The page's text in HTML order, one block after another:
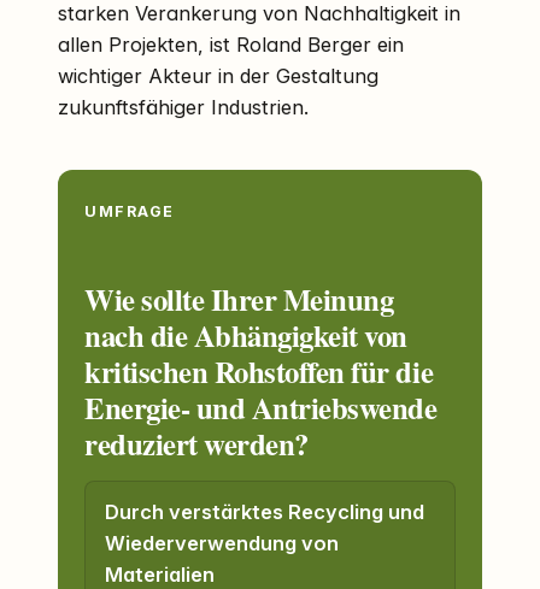
starken Verankerung von Nachhaltigkeit in
allen Projekten, ist Roland Berger ein
wichtiger Akteur in der Gestaltung
zukunftsfähiger Industrien.
UMFRAGE
Wie sollte Ihrer Meinung
nach die Abhängigkeit von
kritischen Rohstoffen für die
Energie- und Antriebswende
reduziert werden?
Durch verstärktes Recycling und
Wiederverwendung von
Materialien